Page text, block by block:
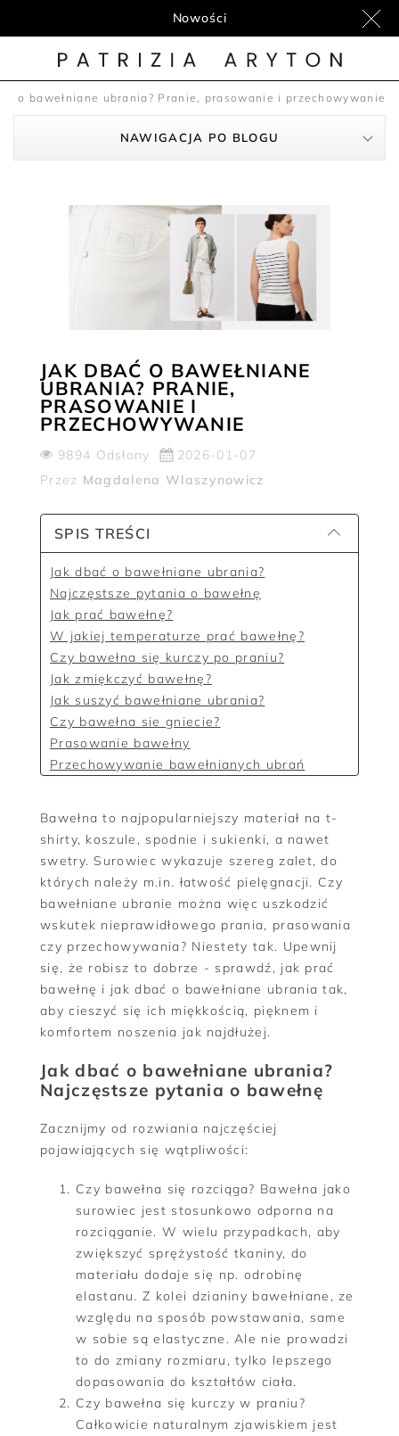
Nowości
o bawełniane ubrania? Pranie, prasowanie i przechowywanie
NAWIGACJA PO BLOGU
JAK DBAĆ O BAWEŁNIANE
UBRANIA? PRANIE,
PRASOWANIE I
PRZECHOWYWANIE
9894 Odsłony
2026-01-07
Przez Magdalena Wlaszynowicz
SPIS TREŚCI
Jak dbać o bawełniane ubrania?
Najczęstsze pytania o bawełnę
Jak prać bawełnę?
W jakiej temperaturze prać bawełnę?
Czy bawełna się kurczy po praniu?
Jak zmiękczyć bawełnę?
Jak suszyć bawełniane ubrania?
Czy bawełna sie gniecie?
Prasowanie bawełny
Przechowywanie bawełnianych ubrań
Bawełna to najpopularniejszy materiał na t-
shirty, koszule, spodnie i sukienki, a nawet
swetry. Surowiec wykazuje szereg zalet, do
których należy m.in. łatwość pielęgnacji. Czy
bawełniane ubranie można więc uszkodzić
wskutek nieprawidłowego prania, prasowania
czy przechowywania? Niestety tak. Upewnij
się, że robisz to dobrze - sprawdź, jak prać
bawełnę i jak dbać o bawełniane ubrania tak,
aby cieszyć się ich miękkością, pięknem i
komfortem noszenia jak najdłużej.
Jak dbać o bawełniane ubrania?
Najczęstsze pytania o bawełnę
Zacznijmy od rozwiania najczęściej
pojawiających się wątpliwości:
Czy bawełna się rozciąga? Bawełna jako
surowiec jest stosunkowo odporna na
rozciąganie. W wielu przypadkach, aby
zwiększyć sprężystość tkaniny, do
materiału dodaje się np. odrobinę
elastanu. Z kolei dzianiny bawełniane, ze
względu na sposób powstawania, same
w sobie są elastyczne. Ale nie prowadzi
to do zmiany rozmiaru, tylko lepszego
dopasowania do kształtów ciała.
Czy bawełna się kurczy w praniu?
Całkowicie naturalnym zjawiskiem jest